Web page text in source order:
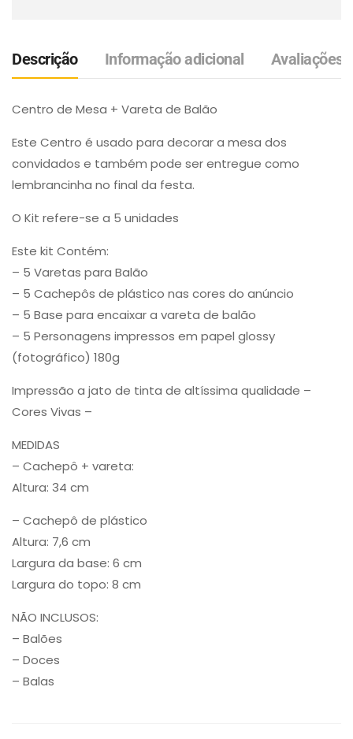
Descrição Informação adicional Avaliações
Centro de Mesa + Vareta de Balão
Este Centro é usado para decorar a mesa dos
convidados e também pode ser entregue como
lembrancinha no final da festa.
O Kit refere-se a 5 unidades
Este kit Contém:
– 5 Varetas para Balão
– 5 Cachepôs de plástico nas cores do anúncio
– 5 Base para encaixar a vareta de balão
– 5 Personagens impressos em papel glossy
(fotográfico) 180g
Impressão a jato de tinta de altíssima qualidade –
Cores Vivas –
MEDIDAS
– Cachepô + vareta:
Altura: 34 cm
– Cachepô de plástico
Altura: 7,6 cm
Largura da base: 6 cm
Largura do topo: 8 cm
NÃO INCLUSOS:
– Balões
– Doces
– Balas